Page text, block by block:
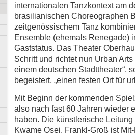
internationalen Tanzkontext am
brasilianischen Choreographen
zeitgenössischem Tanz
Ensemble (ehemals Renegade)
Gaststatus. Das Theater
Schritt und richtet nun Urban
einem deutschen Stadttheater“,
begeistert, „einen festen Ort für
Mit Beginn der kommenden
also nach fast 60 Jahren wieder
haben. Die künstlerische
Kwame Osei. Frankl-Groß ist